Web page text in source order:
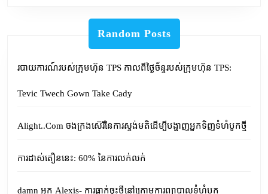
Random Posts
របាយការណ៍របស់ក្រុមហ៊ុន TPS កាលពីថ្ងៃច័ន្ទរបស់ក្រុមហ៊ុន TPS:
Tevic Twech Gown Take Cady
Alight..Com ចងក្រងស៊េរីនៃការស្ទង់មតិដើម្បីបង្ហាញអ្នកទិញទំហំបូកថ្មី
ការដាស់តឿននេះ: 60% នៃការលក់លក់
damn អ្នក Alexis- ការធ្លាក់ចុះថ្មីនៅក្រោមការព្យាបាលទំហំបូក